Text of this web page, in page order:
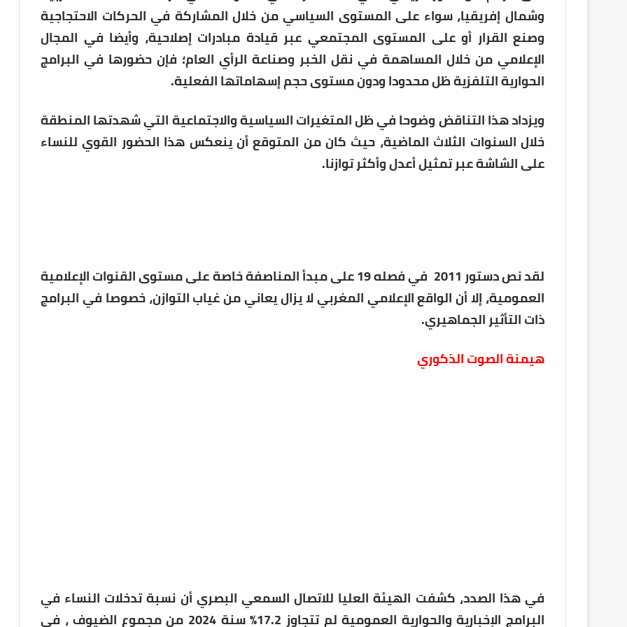
وشمال إفريقيا، سواء على المستوى السياسي من خلال المشاركة في الحركات الاحتجاجية
وصنع القرار أو على المستوى المجتمعي عبر قيادة مبادرات إصلاحية، وأيضا في المجال
الإعلامي من خلال المساهمة في نقل الخبر وصناعة الرأي العام؛ فإن حضورها في البرامج
الحوارية التلفزية ظل محدودا ودون مستوى حجم إسهاماتها الفعلية.
ويزداد هذا التناقض وضوحا في ظل المتغيرات السياسية والاجتماعية التي شهدتها المنطقة
خلال السنوات الثلاث الماضية، حيث كان من المتوقع أن ينعكس هذا الحضور القوي للنساء
على الشاشة عبر تمثيل أعدل وأكثر توازنا.
لقد نص دستور 2011 في فصله 19 على مبدأ المناصفة خاصة على مستوى القنوات الإعلامية
العمومية، إلا أن الواقع الإعلامي المغربي لا يزال يعاني من غياب التوازن، خصوصا في البرامج
ذات التأثير الجماهيري.
هيمنة الصوت الذكوري
في هذا الصدد، كشفت الهيئة العليا للاتصال السمعي البصري أن نسبة تدخلات النساء في
البرامج الإخبارية والحوارية العمومية لم تتجاوز 17.2% سنة 2024 من مجموع الضيوف ، في